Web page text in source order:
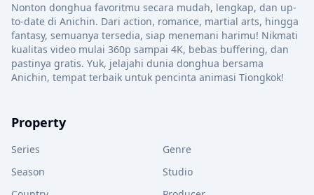
Nonton donghua favoritmu secara mudah, lengkap, dan up-
to-date di Anichin. Dari action, romance, martial arts, hingga
fantasy, semuanya tersedia, siap menemani harimu! Nikmati
kualitas video mulai 360p sampai 4K, bebas buffering, dan
pastinya gratis. Yuk, jelajahi dunia donghua bersama
Anichin, tempat terbaik untuk pencinta animasi Tiongkok!
Property
Series
Genre
Season
Studio